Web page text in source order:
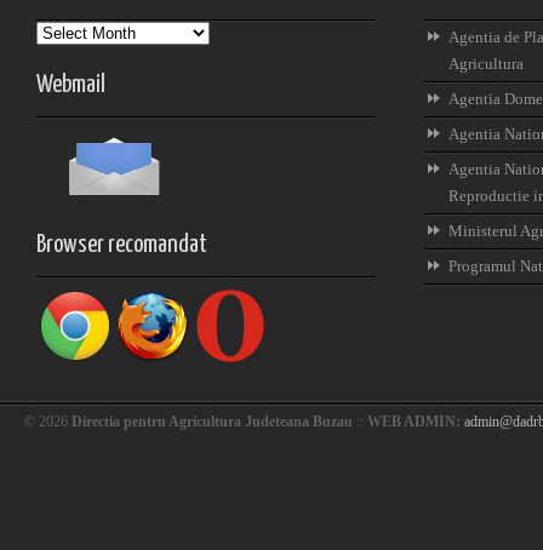
Arhiva
Webmail
Browser recomandat
Agentia de
Agricultura
Agentia
Agentia
Agentia
Reproductie
Ministerul
Programul
© 2026 Directia pentru Agricultura Judeteana Buzau :: WEB ADMIN: